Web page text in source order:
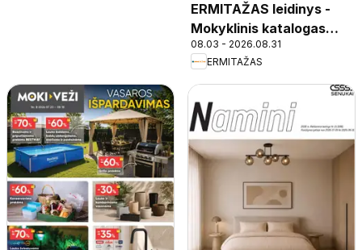
ERMITAŽAS leidinys -
Mokyklinis katalogas
2026
08.03 - 2026.08.31
ERMITAŽAS